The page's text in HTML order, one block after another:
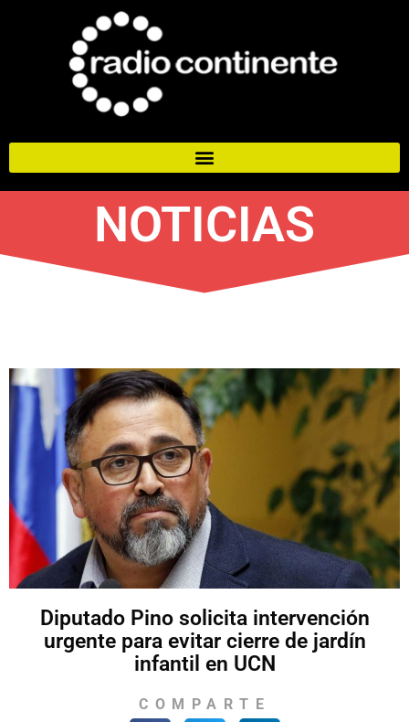
NOTICIAS
Diputado Pino solicita intervención
urgente para evitar cierre de jardín
infantil en UCN
COMPARTE